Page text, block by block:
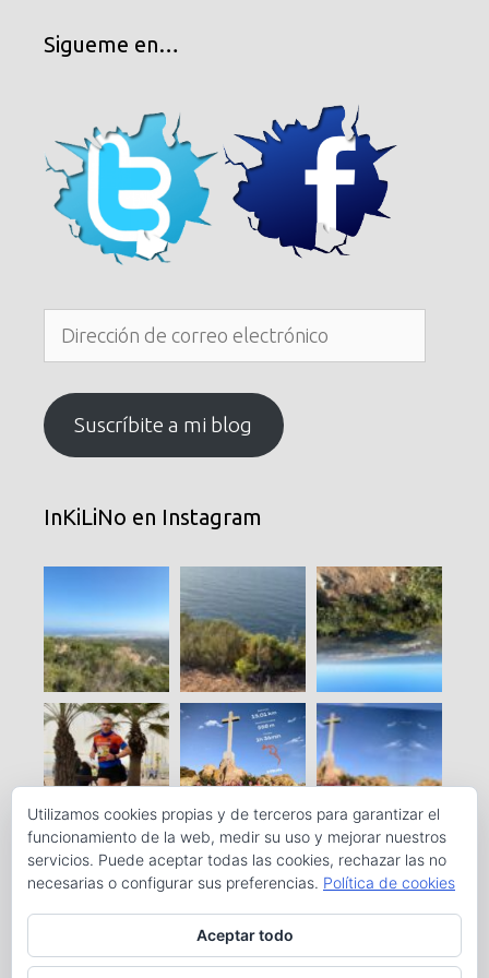
Sigueme en…
electrónico
Suscríbite a mi blog
InKiLiNo en Instagram
Utilizamos cookies propias y de terceros para garantizar el
funcionamiento de la web, medir su uso y mejorar nuestros
servicios. Puede aceptar todas las cookies, rechazar las no
necesarias o configurar sus preferencias. Política de cookies
Aceptar todo